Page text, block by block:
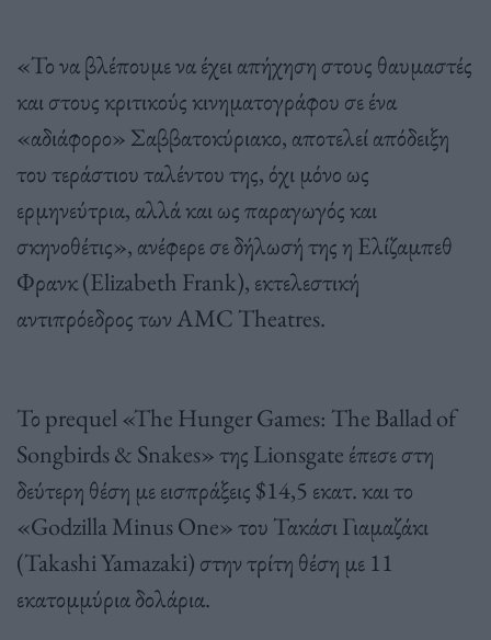
«Το να βλέπουμε να έχει απήχηση στους θαυμαστές
και στους κριτικούς κινηματογράφου σε ένα
«αδιάφορο» Σαββατοκύριακο, αποτελεί απόδειξη
του τεράστιου ταλέντου της, όχι μόνο ως
ερμηνεύτρια, αλλά και ως παραγωγός και
σκηνοθέτις», ανέφερε σε δήλωσή της η Ελίζαμπεθ
Φρανκ (Elizabeth Frank), εκτελεστική
αντιπρόεδρος των AMC Theatres.
Το prequel «The Hunger Games: The Ballad of
Songbirds & Snakes» της Lionsgate έπεσε στη
δεύτερη θέση με εισπράξεις $14,5 εκατ. και το
«Godzilla Minus One» του Τακάσι Γιαμαζάκι
(Takashi Yamazaki) στην τρίτη θέση με 11
εκατομμύρια δολάρια.